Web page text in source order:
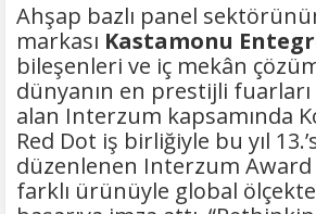
Ahşap bazlı panel
markası Kastamonu
bileşenleri ve iç mekân
dünyanın en prestijli fuarları
alan Interzum kapsamında
Red Dot iş birliğiyle bu yıl
düzenlenen Interzum Award
farklı ürünüyle global